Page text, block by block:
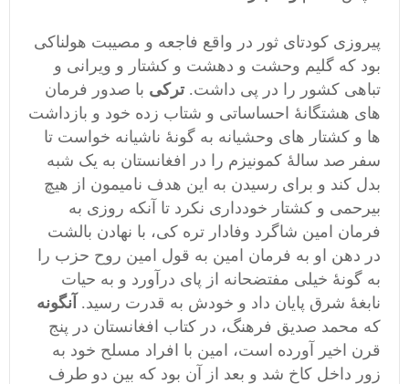
پیروزی کودتای ثور در واقع فاجعه و مصیبت هولناکی
بود که گلیم وحشت و دهشت و کشتار و ویرانی و
تباهی کشور را در پی داشت. ترکی با صدور فرمان
های هشتگانۀ احساساتی و شتاب زده خود و بازداشت
ها و کشتار های وحشیانه به گونۀ ناشیانه خواست تا
سفر صد سالۀ کمونیزم را در افغانستان به یک شبه
بدل کند و برای رسیدن به این هدف نامیمون از هیچ
بیرحمی و کشتار خودداری نکرد تا آنکه روزی به
فرمان امین شاگرد وفادار تره کی، با نهادن بالشت
در دهن او به فرمان امین به قول امین روح حزب را
به گونۀ خیلی مفتضحانه از پای درآورد و به حیات
نابغۀ شرق پایان داد و خودش به قدرت رسید. آنگونه
که محمد صدیق فرهنگ، در کتاب افغانستان در پنج
قرن اخیر آورده است، امین با افراد مسلح خود به
زور داخل کاخ شد و بعد از آن بود که بین دو طرف